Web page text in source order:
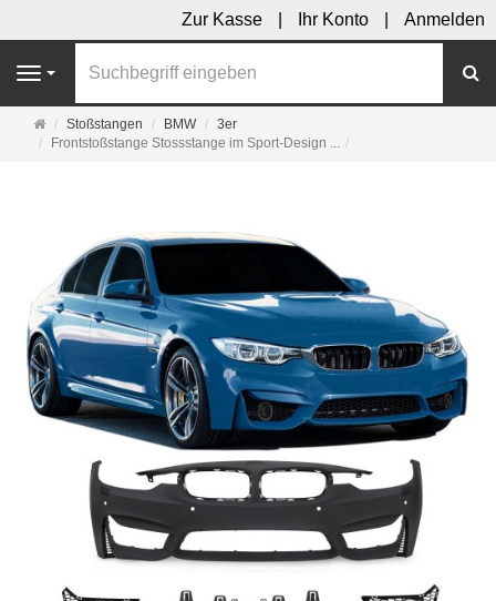
Zur Kasse Ihr Konto Anmelden
Navigation
Startseite
Stoßstangen BMW
3er
Frontstoßstange Stossstange im Sport-Design ...